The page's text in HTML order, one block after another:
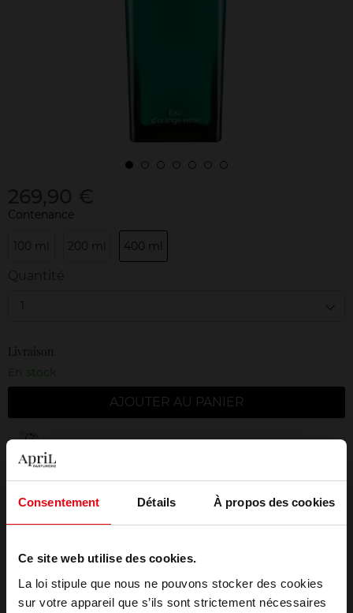
Consentement Détails À propos des cookies
Ce site web utilise des cookies.
La loi stipule que nous ne pouvons stocker des cookies
sur votre appareil que s’ils sont strictement nécessaires
Contenance
100 ml 200 ml 400 ml
1
Livraison
En stock
AJOUTER AU PANIER
Emballage cadeau offert
Description